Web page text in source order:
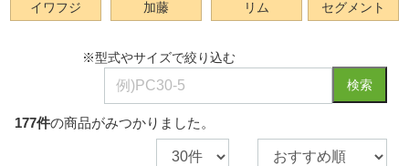
イワフジ 加藤 リム セグメント
※型式やサイズで絞り込む
検索
177件の商品がみつかりました。